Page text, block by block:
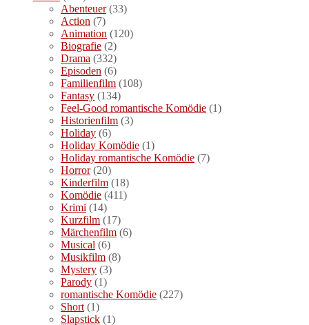
Abenteuer(33)
Action (7)
Animation (120)
Biografie (2)
Drama (332)
Episoden (6)
Familienfilm (108)
Fantasy (134)
Feel-Good romantische Komödie (1)
Historienfilm (3)
Holiday (6)
Holiday Komödie (1)
Holiday romantische Komödie (7)
Horror(20)
Kinderfilm (18)
Komödie (411)
Krimi (14)
Kurzfilm (17)
Märchenfilm (6)
Musical (6)
Musikfilm (8)
Mystery (3)
Parody (1)
romantische Komödie (227)
Short (1)
Slapstick (1)